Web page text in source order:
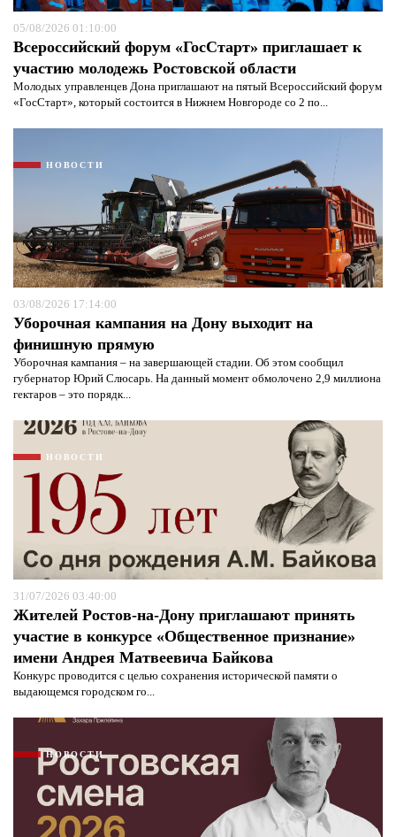
05/08/2026 01:10:00
Всероссийский форум «ГосСтарт» приглашает к
участию молодежь Ростовской области
Молодых управленцев Дона приглашают на пятый Всероссийский форум
«ГосСтарт», который состоится в Нижнем Новгороде со 2 по...
НОВОСТИ
03/08/2026 17:14:00
Уборочная кампания на Дону выходит на
финишную прямую
Уборочная кампания – на завершающей стадии. Об этом сообщил
губернатор Юрий Слюсарь. На данный момент обмолочено 2,9 миллиона
гектаров – это порядк...
НОВОСТИ
31/07/2026 03:40:00
Жителей Ростов-на-Дону приглашают принять
участие в конкурсе «Общественное признание»
имени Андрея Матвеевича Байкова
Конкурс проводится с целью сохранения исторической памяти о
выдающемся городском го...
НОВОСТИ